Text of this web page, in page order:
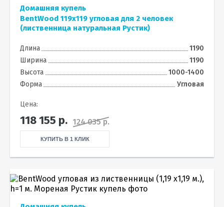
Домашняя купель
BentWood 119х119 угловая для 2 человек
(лиственница натуральная Рустик)
Длина
1190
Ширина
1190
Высота
1000-1400
Форма
Угловая
Цена:
118 155 р. 124 035 р.
КУПИТЬ В 1 КЛИК